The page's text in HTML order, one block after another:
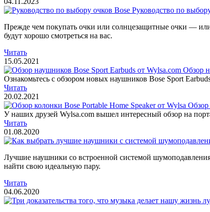
Руководство по
Прежде чем покупать очки или солнцезащитные очки —
будут хорошо смотреться на вас.
Читать
15.05.2021
Обзор
Ознакомьтесь с обзором новых наушников Bose Sport
Читать
20.02.2021
Обзор
У наших друзей Wylsa.com вышел интересный обзор на
Читать
01.08.2020
Лучшие наушники со встроенной системой
найти свою идеальную пару.
Читать
04.06.2020